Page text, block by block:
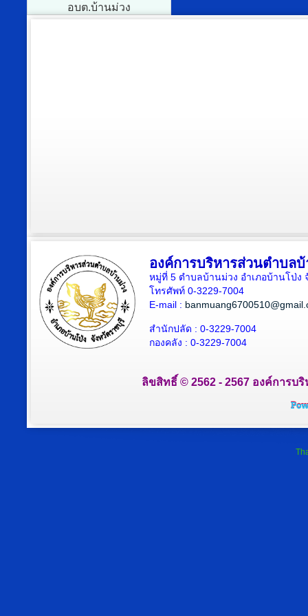
อบต.บ้านม่วง
องค์การบริหารส่วนตำบล
หมู่ที่ 5 ตำบลบ้านม่วง อำเภอบ้านโป่ง
โทรศัพท์ 0-3229-7004
E-mail :
สำนักปลัด : 0-3229-7004
กองคลัง : 0-3229-7004
ลิขสิทธิ์ © 2562 - 2567 องค์การบ